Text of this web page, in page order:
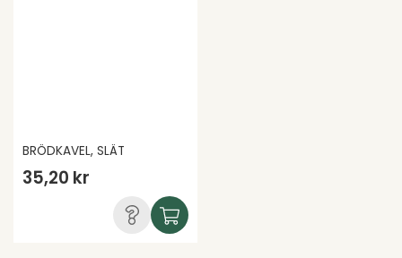
BRÖDKAVEL, SLÄT
35,20 kr